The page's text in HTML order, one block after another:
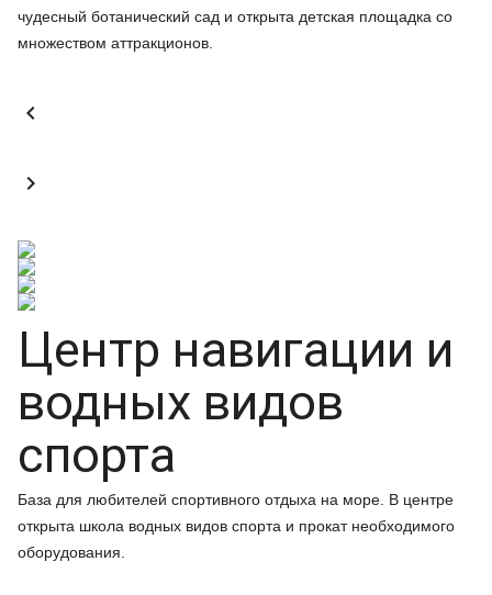
чудесный ботанический сад и открыта детская площадка со
множеством аттракционов.


Центр навигации и
водных видов
спорта
База для любителей спортивного отдыха на море. В центре
открыта школа водных видов спорта и прокат необходимого
оборудования.